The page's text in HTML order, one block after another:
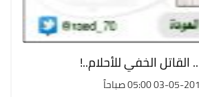
القاتل الخفي للأحلام..!
2018 05:00 صباحاً